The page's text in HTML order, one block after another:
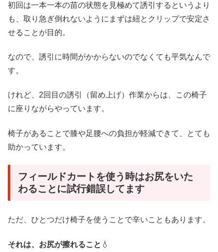
初回は一本一本の苗の状態を見極めて誘引するというより
も、取り急ぎ倒れないようにまずは紐とクリップで安定さ
せることが目的。
なので、誘引に時間がかからないのでなくても平気なんで
す。
けれど、2回目の誘引（留め上げ）作業からは、この椅子
に座りながらやっています。
椅子があることで膝や足腰への負担が軽減できて、とても
助かっています。
フィールドカートを使う時はお尻をいた
わることに試行錯誤してます
ただ、ひとつだけ椅子を使うことで辛いこともあります。
それは、お尻が擦れること 💧